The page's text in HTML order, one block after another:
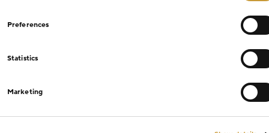
Preferences
Statistics
Marketing